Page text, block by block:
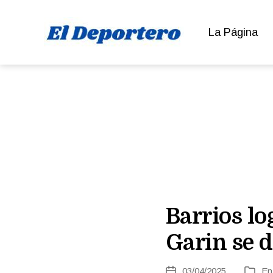
Deportero
La Página
Barrios
Garin se
03/04/2025 En